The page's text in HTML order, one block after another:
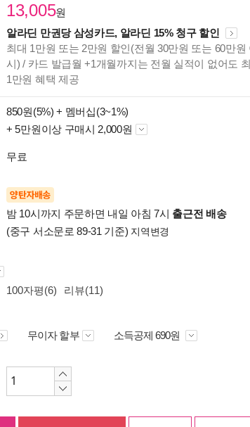
13,005원
알라딘 만권당 삼성카드, 알라딘 15% 청구 할인
최대 1만원 또는 2만원 할인(전월 30만원 또는 60만원
시) / 카드 발급월 +1개월까지는 전월 실적이 없어도
1만원 혜택 제공
850원(5%) + 멤버십(3~1%)
+ 5만원이상 구매시 2,000원
무료
양탄자배송
밤 10시까지 주문하면 내일 아침 7시 출근전 배송
(중구 서소문로 89-31 기준) 지역변경
100자평(6) 리뷰(11)
무이자 할부 소득공제 690원